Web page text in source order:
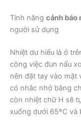
Tính năng cảnh báo
người sử dụng
Nhiệt dư hiểu là ở
công việc đun nấu
nên đặt tay vào mặt
có nhắc nhở bằng
còn nhiệt chữ H sẽ
xuống dưới 65ºC và